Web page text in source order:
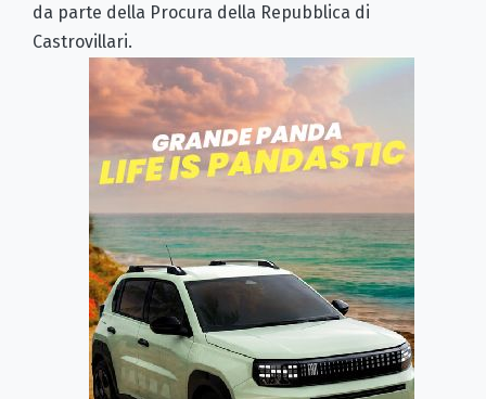
da parte della Procura della Repubblica di
Castrovillari.